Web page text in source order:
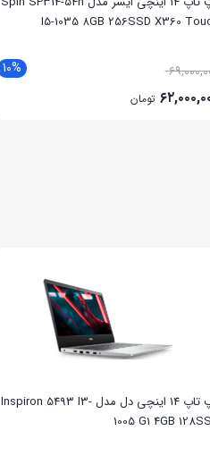
I5-1035 8GB 256SSD X360
10%
تومان
لپ تاپ 14 اینچی دل مدل Inspiron 5493 I3-
1005 G1 4GB